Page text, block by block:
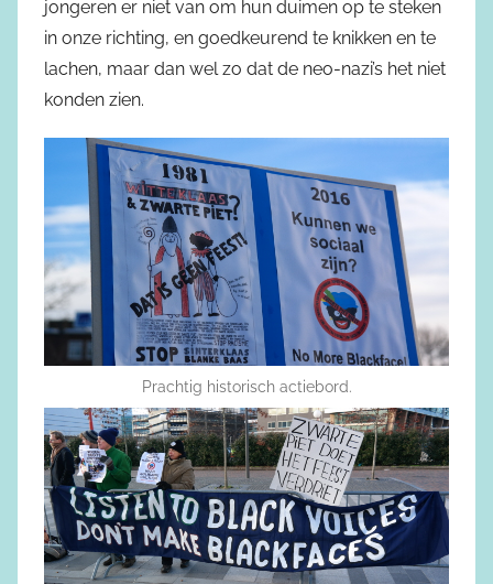
jongeren er niet van om hun duimen op te steken
in onze richting, en goedkeurend te knikken en te
lachen, maar dan wel zo dat de neo-nazi’s het niet
konden zien.
Prachtig historisch actiebord.